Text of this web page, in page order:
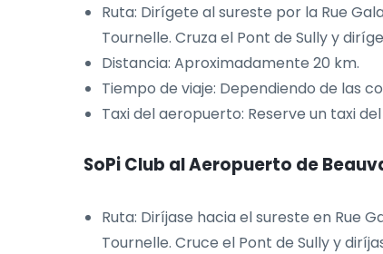
Ruta: Dirígete al sureste por la Rue
Tournelle. Cruza el Pont de Sully y
Distancia: Aproximadamente 20 km.
Tiempo de viaje: Dependiendo de las
Taxi del aeropuerto: Reserve un taxi
SoPi Club al Aeropuerto de
Ruta: Diríjase hacia el sureste en Rue
Tournelle. Cruce el Pont de Sully y